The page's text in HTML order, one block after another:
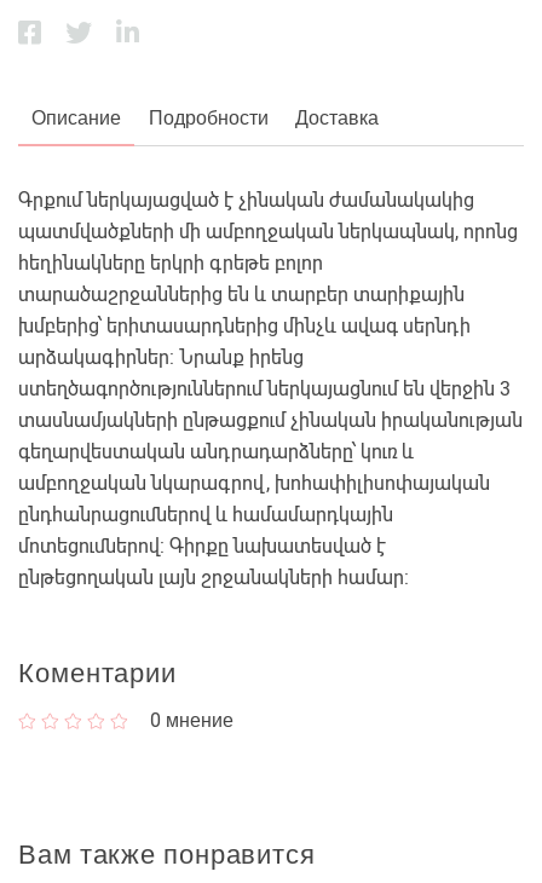
Описание Подробности Доставка
Գրքում ներկայացված է չինական ժամանակակից
պատմվածքների մի ամբողջական ներկապնակ, որոնց
հեղինակները երկրի գրեթե բոլոր
տարածաշրջաններից են և տարբեր տարիքային
խմբերից՝ երիտասարդներից մինչև ավագ սերնդի
արձակագիրներ: Նրանք իրենց
ստեղծագործություններում ներկայացնում են վերջին 3
տասնամյակների ընթացքում չինական իրականության
գեղարվեստական անդրադարձները՝ կուռ և
ամբողջական նկարագրով, խոհափիլիսոփայական
ընդհանրացումներով և համամարդկային
մոտեցումներով: Գիրքը նախատեսված է
ընթեցողական լայն շրջանակների համար:
Коментарии
0 мнение
Вам также понравится